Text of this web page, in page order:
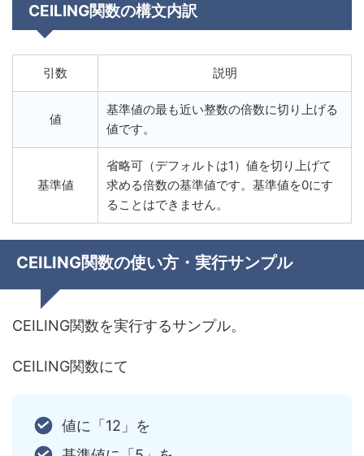
CEILING関数の構文内訳
引数 説明
値
基準値の最も近い整数の倍数に切り上げる
値です。
基準値
省略可（デフォルトは1）値を切り上げて
求める倍数の基準値です。 基準値を0にす
ることはできません。
CEILING関数の使い方・実行サンプル
CEILING関数を実行するサンプル。
CEILING関数にて
値に「12」を